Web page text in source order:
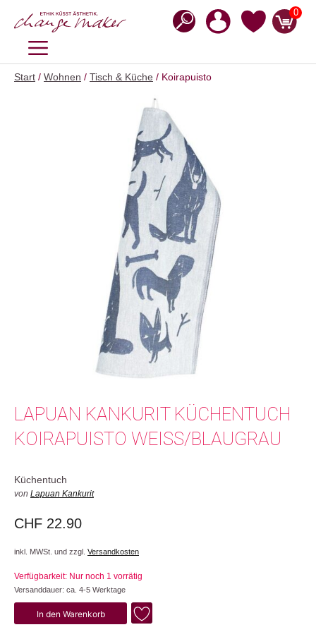
Inhalt
0
MENÜ
Start / Wohnen / Tisch & Küche / Koirapuisto
LAPUAN KANKURIT KÜCHENTUCH
KOIRAPUISTO WEISS/BLAUGRAU
Küchentuch
von Lapuan Kankurit
CHF 22.90
inkl. MWSt. und zzgl. Versandkosten
Verfügbarkeit: Nur noch 1 vorrätig
Versanddauer: ca. 4-5 Werktage
Koirapuisto
Menge
In den Warenkorb